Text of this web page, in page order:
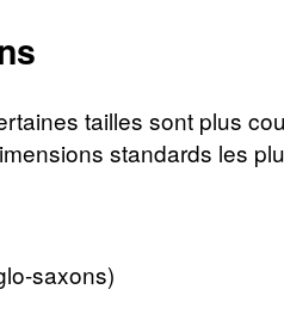
tailles sont plus
standards les
saxons)